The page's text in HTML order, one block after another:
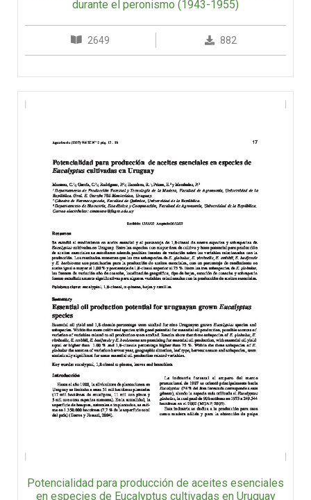
durante el peronismo (1943-1955)
2649 882
Potencialidad para producción de aceites esenciales
en especies de Eucalyptus cultivadas en Uruguay